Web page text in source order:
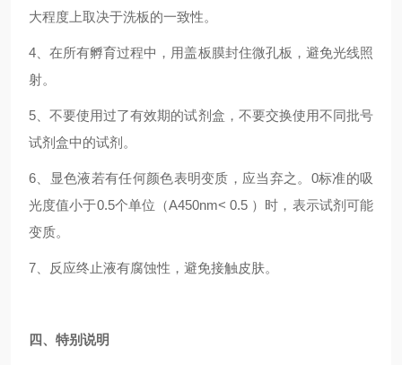
大程度上取决于洗板的一致性。
4、在所有孵育过程中，用盖板膜封住微孔板，避免光线照
射。
5、不要使用过了有效期的试剂盒，不要交换使用不同批号
试剂盒中的试剂。
6、显色液若有任何颜色表明变质，应当弃之。0标准的吸
光度值小于0.5个单位（A450nm< 0.5 ）时，表示试剂可能
变质。
7、反应终止液有腐蚀性，避免接触皮肤。
四、特别说明